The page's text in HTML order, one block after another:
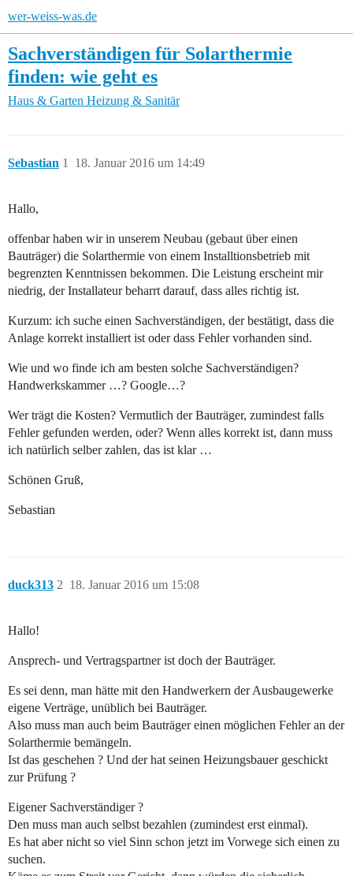
wer-weiss-was.de
Sachverständigen für Solarthermie
finden: wie geht es
Haus & Garten Heizung & Sanitär
Sebastian 18. Januar 2016 um 14:49
1
Hallo,
offenbar haben wir in unserem Neubau (gebaut über einen
Bauträger) die Solarthermie von einem Installtionsbetrieb mit
begrenzten Kenntnissen bekommen. Die Leistung erscheint mir
niedrig, der Installateur beharrt darauf, dass alles richtig ist.
Kurzum: ich suche einen Sachverständigen, der bestätigt, dass die
Anlage korrekt installiert ist oder dass Fehler vorhanden sind.
Wie und wo finde ich am besten solche Sachverständigen?
Handwerkskammer …? Google…?
Wer trägt die Kosten? Vermutlich der Bauträger, zumindest falls
Fehler gefunden werden, oder? Wenn alles korrekt ist, dann muss
ich natürlich selber zahlen, das ist klar …
Schönen Gruß,
Sebastian
duck313 18. Januar 2016 um 15:08
2
Hallo!
Ansprech- und Vertragspartner ist doch der Bauträger.
Es sei denn, man hätte mit den Handwerkern der Ausbaugewerke
eigene Verträge, unüblich bei Bauträger.
Also muss man auch beim Bauträger einen möglichen Fehler an der
Solarthermie bemängeln.
Ist das geschehen ? Und der hat seinen Heizungsbauer geschickt
zur Prüfung ?
Eigener Sachverständiger ?
Den muss man auch selbst bezahlen (zumindest erst einmal).
Es hat aber nicht so viel Sinn schon jetzt im Vorwege sich einen zu
suchen.